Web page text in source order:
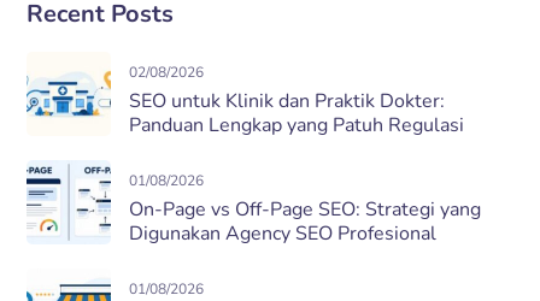
Recent Posts
02/08/2026
SEO untuk Klinik dan Praktik Dokter:
Panduan Lengkap yang Patuh Regulasi
01/08/2026
On-Page vs Off-Page SEO: Strategi yang
Digunakan Agency SEO Profesional
01/08/2026